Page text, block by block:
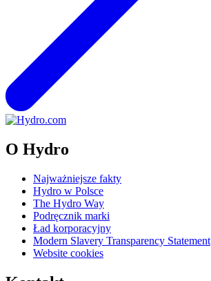
O Hydro
Najważniejsze fakty
Hydro w Polsce
The Hydro Way
Podręcznik marki
Ład korporacyjny
Modern Slavery Transparency Statement
Website cookies